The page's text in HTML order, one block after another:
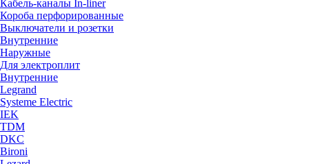
Кабель-каналы In-liner
Короба перфорированные
Выключатели и розетки
Внутренние
Наружные
Для электроплит
Внутренние
Legrand
Systeme Electric
IEK
TDM
DKC
Bironi